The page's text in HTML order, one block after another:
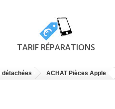
TARIF RÉPARATIONS
détachées ACHAT Pièces Apple